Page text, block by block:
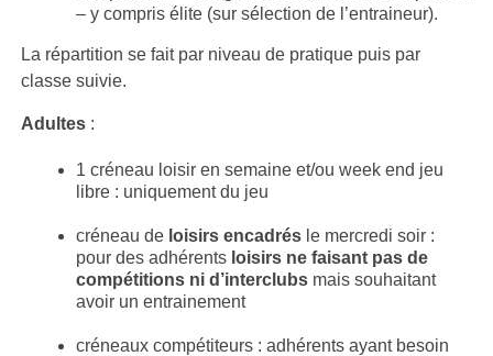
– y compris élite (sur sélection de l’entraineur).
La répartition se fait par niveau de pratique puis par
classe suivie.
Adultes:
1 créneau loisir en semaine et/ou week end jeu
libre : uniquement du jeu
créneau de loisirs encadrésle mercredi soir :
pour des adhérents loisirs ne faisant pas de
compétitions ni d’interclubsmais souhaitant
avoir un entrainement
créneaux compétiteurs : adhérents ayant besoin